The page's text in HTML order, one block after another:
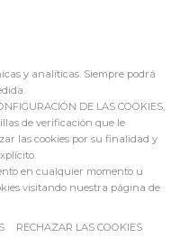
y analíticas. Siempre podrá
DE LAS COOKIES,
de verificación que le
las cookies por su finalidad y
en cualquier momento u
visitando nuestra página de
RECHAZAR LAS COOKIES